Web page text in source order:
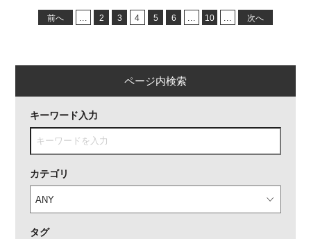
前へ ... 2 3 4 5 6 ... 10 ... 次へ
ページ内検索
キーワード入力
カテゴリ
タグ